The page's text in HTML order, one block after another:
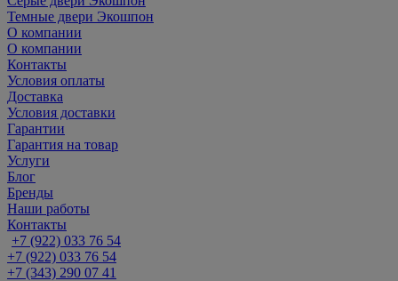
Темные двери Экошпон
О компании
О компании
Контакты
Условия оплаты
Доставка
Условия доставки
Гарантии
Гарантия на товар
Услуги
Блог
Бренды
Наши работы
Контакты
+7 (922) 033 76 54
+7 (922) 033 76 54
+7 (343) 290 07 41